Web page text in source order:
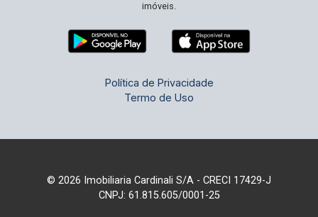
imóveis.
Política de Privacidade
Termo de Uso
© 2026 Imobiliaria Cardinali S/A - CRECI 17429-J
CNPJ: 61.815.605/0001-25